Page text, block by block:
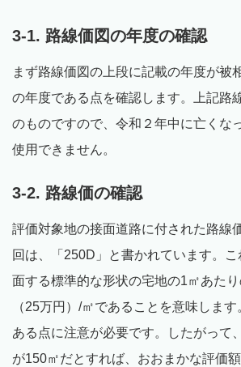
3-1. 路線価図の年度の確認
まず路線価図の上段に記載の年度が被
の年度である点を確認します。上記路
のものですので、令和２年中に亡くな
使用できません。
3-2. 路線価の確認
評価対象地の接面道路に付された路線
回は、「250D」と書かれています。
面する標準的な形状の宅地の1㎡あた
（25万円）/㎡であることを意味しま
ある点に注意が必要です。したがって
が150㎡だとすれば、おおまかな評価